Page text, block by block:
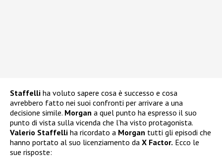
Staffelli ha voluto sapere cosa è successo e cosa
avrebbero fatto nei suoi confronti per arrivare a una
decisione simile. Morgan a quel punto ha espresso il suo
punto di vista sulla vicenda che l’ha visto protagonista.
Valerio Staffelli ha ricordato a Morgan tutti gli episodi che
hanno portato al suo licenziamento da X Factor. Ecco le
sue risposte: